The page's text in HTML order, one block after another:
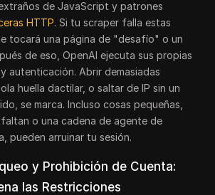
de JavaScript y patrones
HTTP. Si tu scraper falla estas
tocará una página de "desafío" o un
de eso, OpenAI ejecuta sus propias
autenticación. Abrir demasiadas
huella dactilar, o saltar de IP sin un
se marca. Incluso cosas pequeñas,
o una cadena de agente de
pueden arruinar tu sesión.
y Prohibición de Cuenta:
las Restricciones